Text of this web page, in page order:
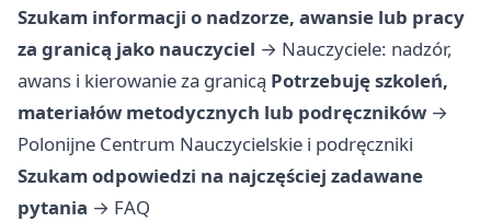
Szukam informacji o nadzorze, awansie lub pracy
za granicą jako nauczyciel → Nauczyciele: nadzór,
awans i kierowanie za granicą Potrzebuję szkoleń,
materiałów metodycznych lub podręczników →
Polonijne Centrum Nauczycielskie i podręczniki
Szukam odpowiedzi na najczęściej zadawane
pytania → FAQ